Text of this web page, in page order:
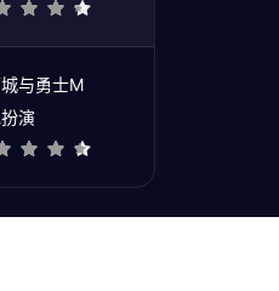
与勇士M
演